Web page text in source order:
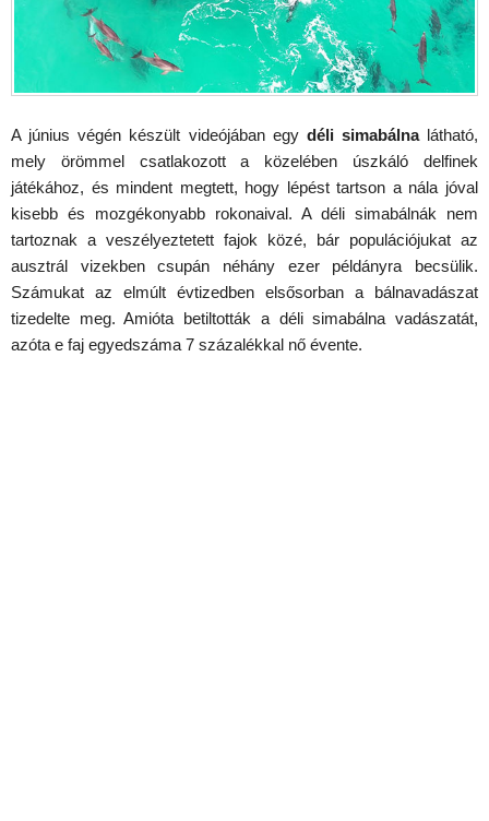
A június végén készült videójában egy déli simabálnalátható,
mely örömmel csatlakozott a közelében úszkáló delfinek
játékához, és mindent megtett, hogy lépést tartson a nála jóval
kisebb és mozgékonyabb rokonaival. A déli simabálnák nem
tartoznak a veszélyeztetett fajok közé, bár populációjukat az
ausztrál vizekben csupán néhány ezer példányra becsülik.
Számukat az elmúlt évtizedben elsősorban a bálnavadászat
tizedelte meg. Amióta betiltották a déli simabálna vadászatát,
azóta e faj egyedszáma 7 százalékkal nő évente.